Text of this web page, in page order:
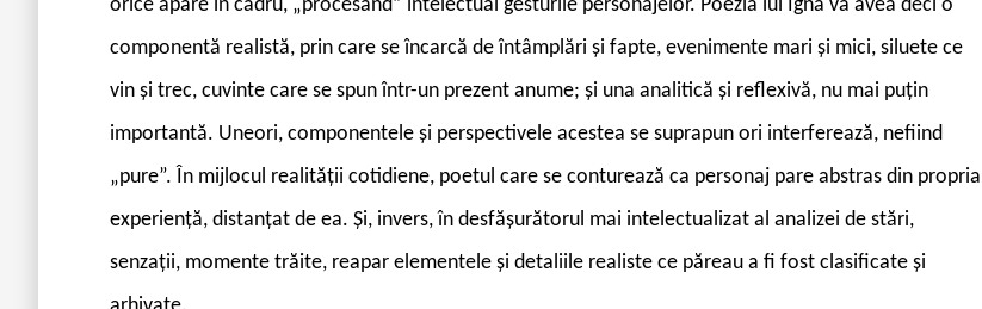
orice apare în cadru, „procesând” intelectual gesturile personajelor. Poezia lui Igna va avea deci o
componentă realistă, prin care se încarcă de întâmplări și fapte, evenimente mari și mici, siluete ce
vin și trec, cuvinte care se spun într-un prezent anume; și una analitică și reflexivă, nu mai puțin
importantă. Uneori, componentele și perspectivele acestea se suprapun ori interferează, nefiind
„pure”. În mijlocul realității cotidiene, poetul care se conturează ca personaj pare abstras din propria
experiență, distanțat de ea. Și, invers, în desfășurătorul mai intelectualizat al analizei de stări,
senzații, momente trăite, reapar elementele și detaliile realiste ce păreau a fi fost clasificate și